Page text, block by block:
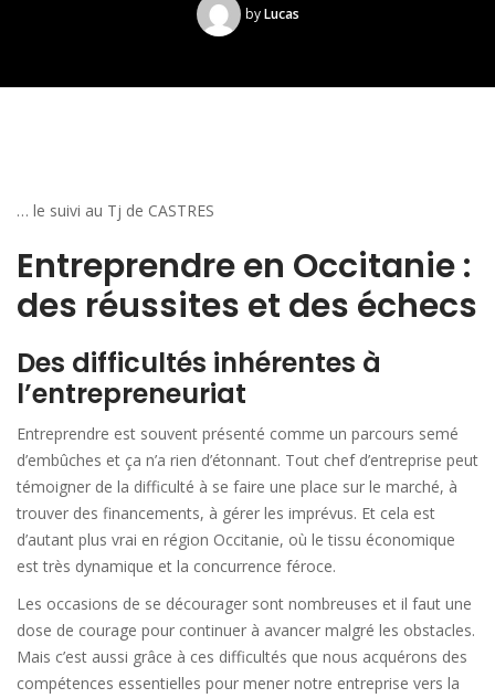
by Lucas
… le suivi au Tj de CASTRES
Entreprendre en Occitanie :
des réussites et des échecs
Des difficultés inhérentes à
l’entrepreneuriat
Entreprendre est souvent présenté comme un parcours semé
d’embûches et ça n’a rien d’étonnant. Tout chef d’entreprise peut
témoigner de la difficulté à se faire une place sur le marché, à
trouver des financements, à gérer les imprévus. Et cela est
d’autant plus vrai en région Occitanie, où le tissu économique
est très dynamique et la concurrence féroce.
Les occasions de se décourager sont nombreuses et il faut une
dose de courage pour continuer à avancer malgré les obstacles.
Mais c’est aussi grâce à ces difficultés que nous acquérons des
compétences essentielles pour mener notre entreprise vers la